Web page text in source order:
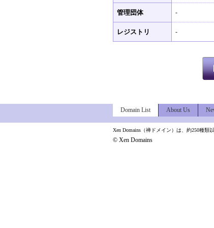
管理団体 -
レジストリ -
Domain List About Us
Xen Domains（禅ドメイン）は、約250種類
© Xen Domains